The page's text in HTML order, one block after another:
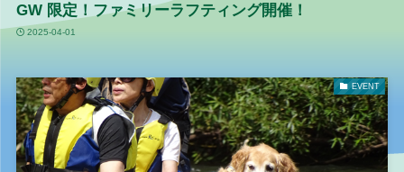
GW 限定！ファミリーラフティング開催！
2025-04-01
EVENT